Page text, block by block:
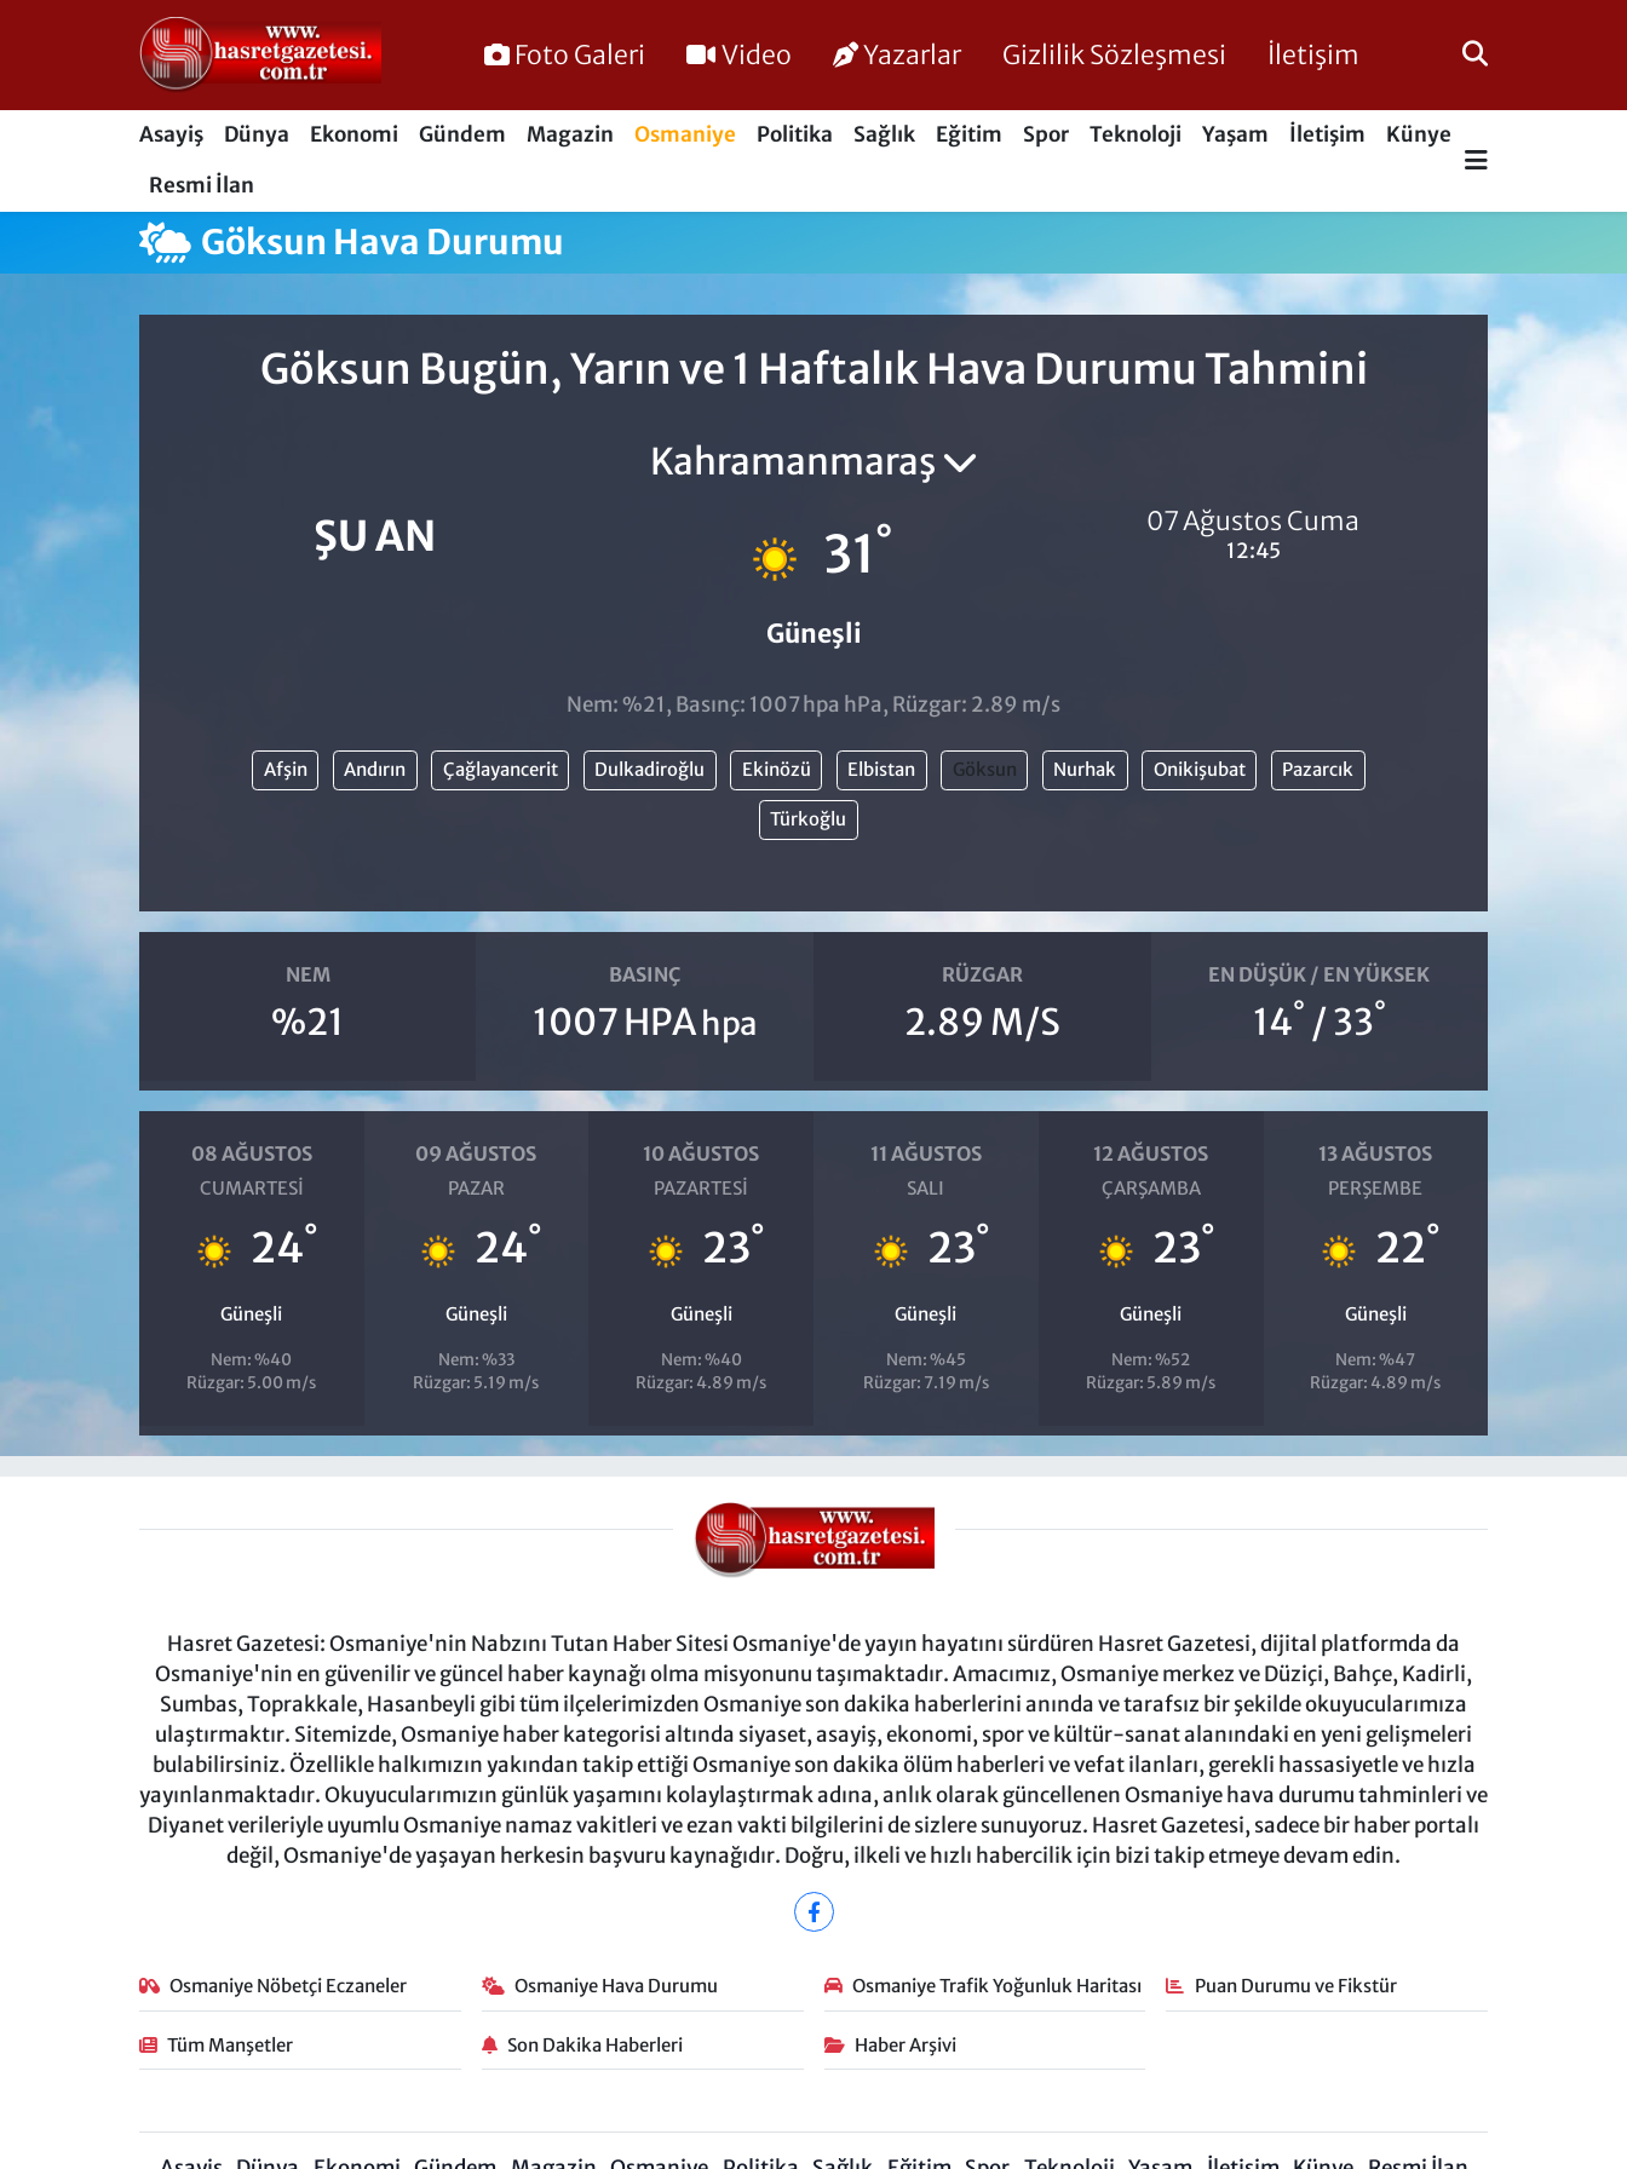
Foto Galeri Video Yazarlar Gizlilik Sözleşmesi İletişim
Asayiş Dünya Ekonomi Gündem Magazin Osmaniye Politika Sağlık Eğitim Spor Teknoloji Yaşam İletişim
Künye
Resmi İlan
Göksun Hava Durumu
Göksun Bugün, Yarın ve 1 Haftalık Hava Durumu Tahmini
ŞU AN
Kahramanmaraş
31°
Güneşli
07 Ağustos Cuma
12:45
Nem: %21, Basınç: 1007 hpa hPa, Rüzgar: 2.89 m/s
Afşin Andırın Çağlayancerit Dulkadiroğlu Ekinözü Elbistan Göksun Nurhak Onikişubat Pazarcık
Türkoğlu
NEM
%21
BASINÇ
1007 HPA hpa
RÜZGAR
2.89 M/S
EN DÜŞÜK / EN YÜKSEK
14° / 33°
08 AĞUSTOS
CUMARTESI
24°
Güneşli
Nem: %40
Rüzgar: 5.00 m/s
09 AĞUSTOS
PAZAR
24°
Güneşli
Nem: %33
Rüzgar: 5.19 m/s
10 AĞUSTOS
PAZARTESI
23°
Güneşli
Nem: %40
Rüzgar: 4.89 m/s
11 AĞUSTOS
SALI
23°
Güneşli
Nem: %45
Rüzgar: 7.19 m/s
12 AĞUSTOS
ÇARŞAMBA
23°
Güneşli
Nem: %52
Rüzgar: 5.89 m/s
13 AĞUSTOS
PERŞEMBE
22°
Güneşli
Nem: %47
Rüzgar: 4.89 m/s
Hasret Gazetesi: Osmaniye'nin Nabzını Tutan Haber Sitesi Osmaniye'de yayın hayatını sürdüren Hasret Gazetesi, dijital platformda da
Osmaniye'nin en güvenilir ve güncel haber kaynağı olma misyonunu taşımaktadır. Amacımız, Osmaniye merkez ve Düziçi, Bahçe, Kadirli,
Sumbas, Toprakkale, Hasanbeyli gibi tüm ilçelerimizden Osmaniye son dakika haberlerini anında ve tarafsız bir şekilde okuyucularımıza
ulaştırmaktır. Sitemizde, Osmaniye haber kategorisi altında siyaset, asayiş, ekonomi, spor ve kültür-sanat alanındaki en yeni gelişmeleri
bulabilirsiniz. Özellikle halkımızın yakından takip ettiği Osmaniye son dakika ölüm haberleri ve vefat ilanları, gerekli hassasiyetle ve hızla
yayınlanmaktadır. Okuyucularımızın günlük yaşamını kolaylaştırmak adına, anlık olarak güncellenen Osmaniye hava durumu tahminleri ve
Diyanet verileriyle uyumlu Osmaniye namaz vakitleri ve ezan vakti bilgilerini de sizlere sunuyoruz. Hasret Gazetesi, sadece bir haber portalı
değil, Osmaniye'de yaşayan herkesin başvuru kaynağıdır. Doğru, ilkeli ve hızlı habercilik için bizi takip etmeye devam edin.
Osmaniye Nöbetçi Eczaneler Osmaniye Hava Durumu Osmaniye Trafik Yoğunluk Haritası Puan Durumu ve Fikstür
Tüm Manşetler Son Dakika Haberleri Haber Arşivi
Osmaniye Nöbetçi Eczaneler
Osmaniye Hava Durumu
Osmaniye Trafik Yoğunluk Haritası
Süper Lig Puan Durumu ve Fikstür